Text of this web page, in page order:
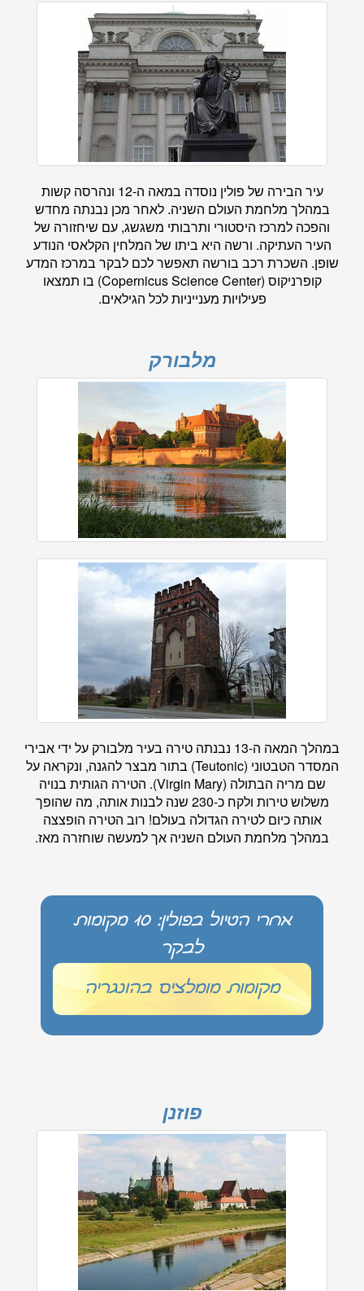
עיר הבירה של פולין נוסדה במאה ה-12 ונהרסה קשות
במהלך מלחמת העולם השניה. לאחר מכן נבנתה מחדש
והפכה למרכז היסטורי ותרבותי משגשג, עם שיחזורה של
העיר העתיקה. ורשה היא ביתו של המלחין הקלאסי הנודע
שופן. השכרת רכב בורשה תאפשר לכם לבקר במרכז המדע
קופרניקוס (Copernicus Science Center) בו תמצאו
פעילויות מענייניות לכל הגילאים.
מלבורק
במהלך המאה ה-13 נבנתה טירה בעיר מלבורק על ידי אבירי
המסדר הטבטוני (Teutonic) בתור מבצר להגנה, ונקראה על
שם מריה הבתולה (Virgin Mary). הטירה הגותית בנויה
משלוש טירות ולקח כ-230 שנה לבנות אותה, מה שהופך
אותה כיום לטירה הגדולה בעולם! רוב הטירה הופצצה
במהלך מלחמת העולם השניה אך למעשה שוחזרה מאז.
אחרי הטיול בפולין: 10 מקומות
לבקר
מקומות מומלצים בהונגריה
פוזנן